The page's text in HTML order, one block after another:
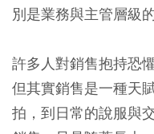
別是業務與主管層級
許多人對銷售抱持恐
但其實銷售是一種天
拍，到日常的說服與